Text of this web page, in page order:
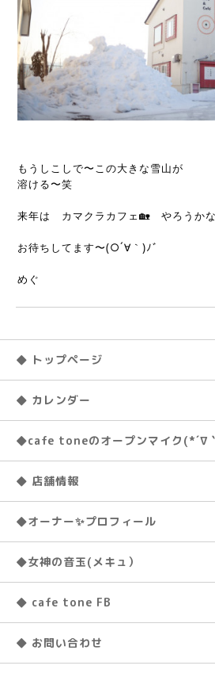
もうしこしで〜この大きな雪山が
溶ける〜笑
来年は　カマクラカフェ🏡　やろうか
お待ちしてます〜(○´∀｀)ﾉﾞ
めぐ
◆ トップページ
◆ カレンダー
◆cafe toneのオープンマイク
◆ 店舗情報
◆オーナー✨プロフィール
◆女神の音玉(メキュ）
◆ cafe tone FB
◆ お問い合わせ